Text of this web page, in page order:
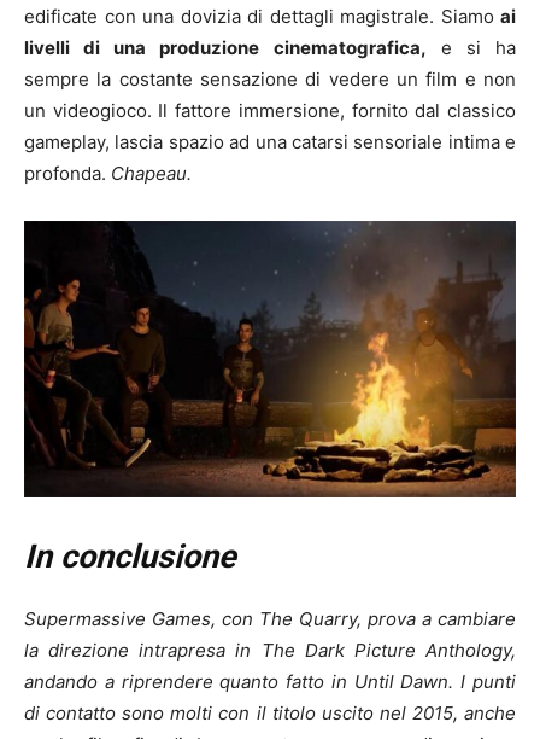
edificate con una dovizia di dettagli magistrale. Siamo ai
livelli di una produzione cinematografica, e si ha
sempre la costante sensazione di vedere un film e non
un videogioco. Il fattore immersione, fornito dal classico
gameplay, lascia spazio ad una catarsi sensoriale intima e
profonda. Chapeau.
In conclusione
Supermassive Games, con The Quarry, prova a cambiare
la direzione intrapresa in The Dark Picture Anthology,
andando a riprendere quanto fatto in Until Dawn. I punti
di contatto sono molti con il titolo uscito nel 2015, anche